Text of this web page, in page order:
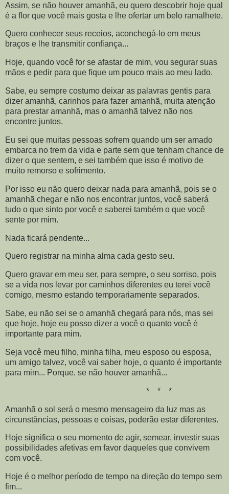
Assim, se não houver amanhã, eu quero descobrir hoje qual
é a flor que você mais gosta e lhe ofertar um belo ramalhete.
Quero conhecer seus receios, aconchegá-lo em meus
braços e lhe transmitir confiança...
Hoje, quando você for se afastar de mim, vou segurar suas
mãos e pedir para que fique um pouco mais ao meu lado.
Sabe, eu sempre costumo deixar as palavras gentis para
dizer amanhã, carinhos para fazer amanhã, muita atenção
para prestar amanhã, mas o amanhã talvez não nos
encontre juntos.
Eu sei que muitas pessoas sofrem quando um ser amado
embarca no trem da vida e parte sem que tenham chance de
dizer o que sentem, e sei também que isso é motivo de
muito remorso e sofrimento.
Por isso eu não quero deixar nada para amanhã, pois se o
amanhã chegar e não nos encontrar juntos, você saberá
tudo o que sinto por você e saberei também o que você
sente por mim.
Nada ficará pendente...
Quero registrar na minha alma cada gesto seu.
Quero gravar em meu ser, para sempre, o seu sorriso, pois
se a vida nos levar por caminhos diferentes eu terei você
comigo, mesmo estando temporariamente separados.
Sabe, eu não sei se o amanhã chegará para nós, mas sei
que hoje, hoje eu posso dizer a você o quanto você é
importante para mim.
Seja você meu filho, minha filha, meu esposo ou esposa,
um amigo talvez, você vai saber hoje, o quanto é importante
para mim... Porque, se não houver amanhã...
* * *
Amanhã o sol será o mesmo mensageiro da luz mas as
circunstâncias, pessoas e coisas, poderão estar diferentes.
Hoje significa o seu momento de agir, semear, investir suas
possibilidades afetivas em favor daqueles que convivem
com você.
Hoje é o melhor período de tempo na direção do tempo sem
fim...